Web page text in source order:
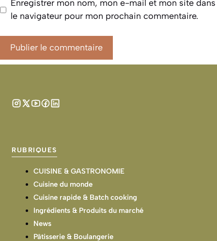
Enregistrer mon nom, mon e-mail et mon site dans
le navigateur pour mon prochain commentaire.
RUBRIQUES
CUISINE & GASTRONOMIE
Cuisine du monde
Cuisine rapide & Batch cooking
Ingrédients & Produits du marché
News
Pâtisserie & Boulangerie